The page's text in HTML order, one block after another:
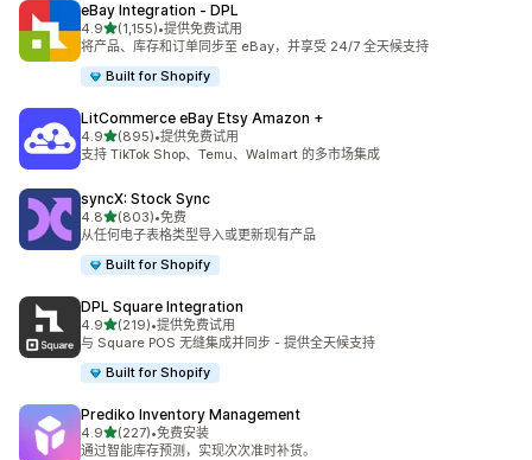
eBay Integration ‑ DPL
4.9星（满分 5 星）
(1,155)
总共 1155 条评论
•提供免费试用
将产品、库存和订单同步至 eBay，并享受 24/7 全天候支持
Built for Shopify
LitCommerce eBay Etsy Amazon +
4.9星（满分 5 星）
(895)
总共 895 条评论
•提供免费试用
支持 TikTok Shop、Temu、Walmart 的多市场集成
syncX: Stock Sync
4.8星（满分 5 星）
(803)
总共 803 条评论
•免费
从任何电子表格类型导入或更新现有产品
Built for Shopify
DPL Square Integration
4.9星（满分 5 星）
(219)
总共 219 条评论
•提供免费试用
与 Square POS 无缝集成并同步 - 提供全天候支持
Built for Shopify
Prediko Inventory Management
4.9星（满分 5 星）
(227)
总共 227 条评论
•免费安装
通过智能库存预测，实现次次准时补货。